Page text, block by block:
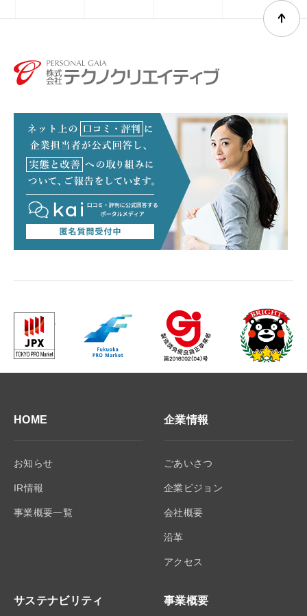
HOME
お知らせ
IR情報
事業概要一覧
企業情報
ごあいさつ
企業ビジョン
会社概要
沿革
アクセス
サステナビリティ 事業概要